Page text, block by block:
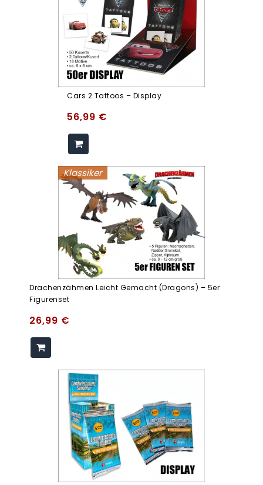
Cars 2 Tattoos – Display
56,99 €
Klassiker
Drachenzähmen Leicht Gemacht (Dragons) – 5er
Figurenset
26,99 €